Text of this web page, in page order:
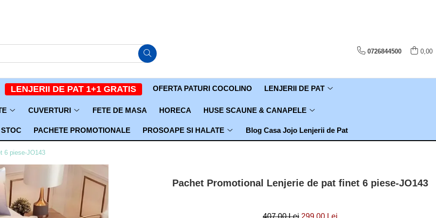
0726844500 0,00
LENJERII DE PAT 1+1 GRATIS OFERTA PATURI COCOLINO LENJERII DE PAT
CUVERTURI FETE DE MASA HORECA HUSE SCAUNE & CANAPELE
PACHETE PROMOTIONALE PROSOAPE SI HALATE Blog Casa Jojo Lenjerii de Pat
6 piese-JO143
Pachet Promotional Lenjerie de pat finet 6 piese-JO143
407,00 Lei 299,00 Lei